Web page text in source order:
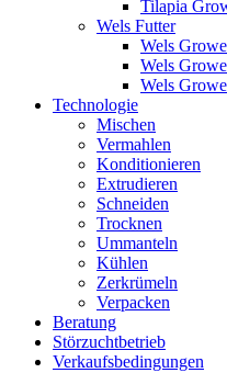
Tilapia
Wels Futter
Wels
Wels
Wels
Technologie
Mischen
Vermahlen
Konditionieren
Extrudieren
Schneiden
Trocknen
Ummanteln
Kühlen
Zerkrümeln
Verpacken
Beratung
Störzuchtbetrieb
Verkaufsbedingungen